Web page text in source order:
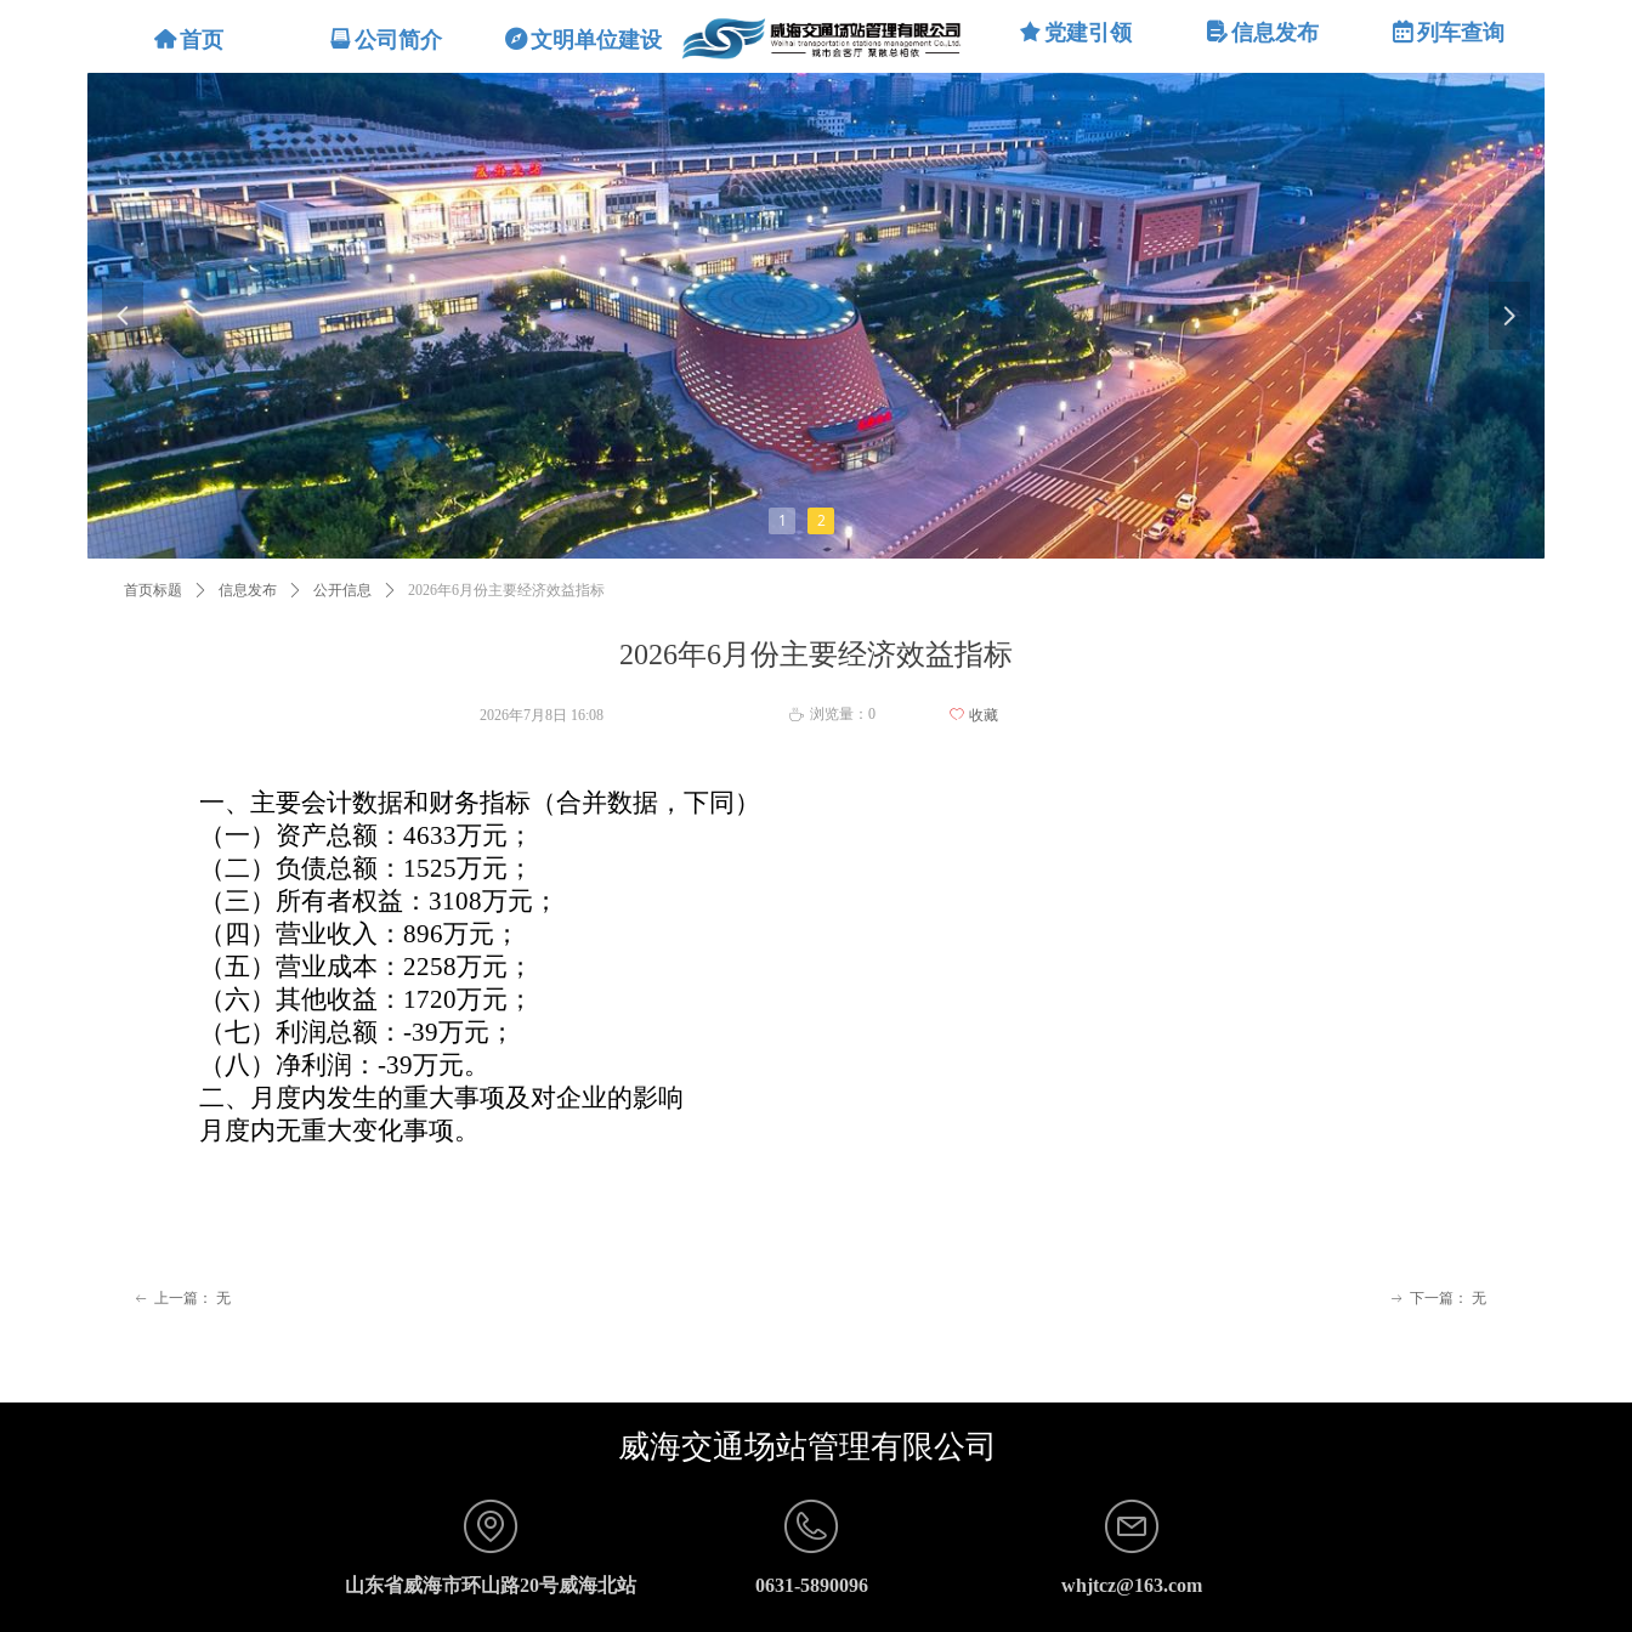
낀首页 뀣公司简介 뀶文明单位建设 끄 党建引领 넖信息发布 녀列车查询
1 2
넳 넲
2026年6月份主要经济效益指标
首页标题 ꄲ 信息发布 ꄲ 公开信息 ꄲ 2026年6月份主要经济效益指标
一、主要会计数据和财务指标（合并数据，下同）
（一）资产总额： 4633万元；
（二）负债总额：1525万元；
（三）所有者权益：3108万元；
（四）营业收入：896万元；
（五）营业成本：2258万元；
（六）其他收益：1720万元；
（七）利润总额：-39万元；
（八）净利润：-39万元。
二、月度内发生的重大事项及对企业的影响
月度内无重大变化事项。
2026年7月8日 16:08 ꄘ 浏览量： 0 ꄀ 收藏
ꂃ 上一篇： 无 ꁹ 下一篇： 无
威海交通场站管理有限公司
山东省威海市环山路20号威海北站 0631-5890096 whjtcz@163.com